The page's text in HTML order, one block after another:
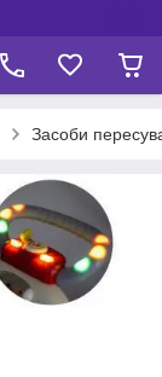
Засоби